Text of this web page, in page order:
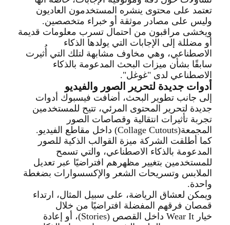
تعتمد على محتوى ينشره المستخدمون العاديون
وليس على مصادر موثقة أو خبراء متخصصين.
ويخشى مراقبون من احتمال تسرب معلومات قديمة
أو مضللة إلى الإجابات التي يولدها الذكاء
الاصطناعي، وهي مخاوف مشابهة لتلك التي أُثيرت
سابقًا بشأن ميزات البحث المدعومة بالذكاء
الاصطناعي لدى "غوغل".
أدوات جديدة لتحرير الصور والفيديو
إلى جانب تطوير البحث، أضافت فيسبوك أدوات
جديدة لتحرير المحتوى المرئي، تتيح للمستخدمين
تجربة تأثيرات انتقالية وقصاصات الصور
المجمعة(Collage Cutouts) داخل مقاطع الفيديو.
كما أطلقت الشركة ميزة القوالب الذكية للصور
المدعومة بالذكاء الاصطناعي، والتي تسمح
للمستخدمين بتغيير مظهرهم افتراضيًا عبر تعديل
الملابس وتسريحات الشعر والإكسسوارات بضغطة
واحدة.
ويمكن لعشاق الرياضة، على سبيل المثال، ارتداء
قمصان فرقهم المفضلة افتراضيًا من خلال
خيار
داخل القصص (Stories)
، أو إعادة